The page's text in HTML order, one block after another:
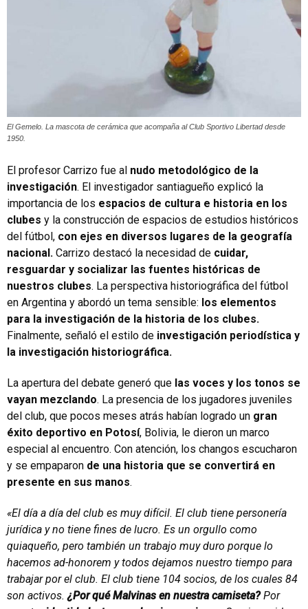
El Gemelo. La mascota de cerámica que acompaña al Club Sportivo Libertad desde
1950.
El profesor Carrizo fue al nudo metodológico de la
investigación. El investigador santiagueño explicó la
importancia de los espacios de cultura e historia en los
clubes y la construcción de espacios de estudios históricos
del fútbol, con ejes en diversos lugares de la geografía
nacional. Carrizo destacó la necesidad de cuidar,
resguardar y socializar las fuentes históricas de
nuestros clubes. La perspectiva historiográfica del fútbol
en Argentina y abordó un tema sensible: los elementos
para la investigación de la historia de los clubes.
Finalmente, señaló el estilo de investigación periodística y
la investigación historiográfica.
La apertura del debate generó que las voces y los tonos se
vayan mezclando. La presencia de los jugadores juveniles
del club, que pocos meses atrás habían logrado un gran
éxito deportivo en Potosí, Bolivia, le dieron un marco
especial al encuentro. Con atención, los changos escucharon
y se empaparon de una historia que se convertirá en
presente en sus manos.
«El día a día del club es muy difícil. El club tiene personería
jurídica y no tiene fines de lucro. Es un orgullo como
quiaqueño, pero también un trabajo muy duro porque lo
hacemos ad-honorem y todos dejamos nuestro tiempo para
trabajar por el club. El club tiene 104 socios, de los cuales 84
son activos. ¿Por qué Malvinas en nuestra camiseta?Por